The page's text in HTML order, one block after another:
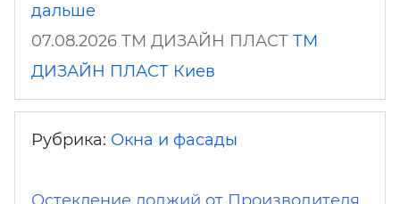
дальше
07.08.2026 ТМ ДИЗАЙН ПЛАСТ ТМ
ДИЗАЙН ПЛАСТ Киев
Рубрика: Окна и фасады
Остекление лоджий от Производителя